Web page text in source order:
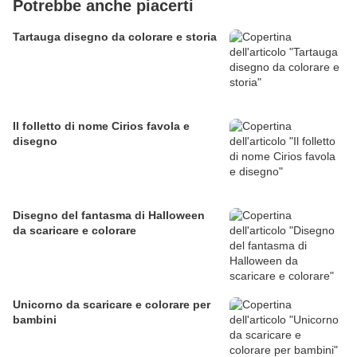
Potrebbe anche piacerti
Tartauga disegno da colorare e storia
Il folletto di nome Cirios favola e
disegno
Disegno del fantasma di Halloween
da scaricare e colorare
Unicorno da scaricare e colorare per
bambini